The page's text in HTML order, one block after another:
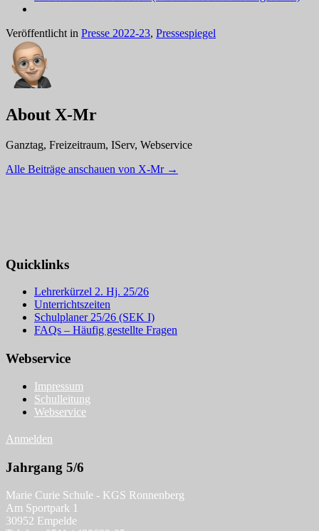
Veröffentlicht in Presse 2022-23, Pressespiegel
About X-Mr
Ganztag, Freizeitraum, IServ, Webservice
Alle Beiträge anschauen von X-Mr →
Quicklinks
Lehrerkürzel 2. Hj. 25/26
Unterrichtszeiten
Schulplaner 25/26 (SEK I)
FAQs – Häufig gestellte Fragen
Webservice
Impressum
Schulleitung
Webservice
Anmelden
Jahrgang 5/6
Marie Curie Schule - KGS Ronnenberg
Am Sportpark 1
30952 Empelde